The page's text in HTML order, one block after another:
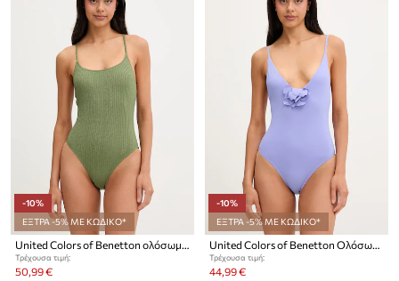
-10%
ΕΞΤΡΑ -5% ΜΕ ΚΩΔΙΚΟ*
Τρέχουσα τιμή:
50,99 €
-10%
ΕΞΤΡΑ -5% ΜΕ ΚΩΔΙΚΟ*
Τρέχουσα τιμή:
44,99 €